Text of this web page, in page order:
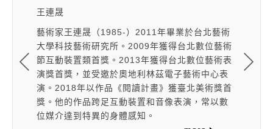
藝術表
中心表
王連晟
藝術家王連晟（1985-）2011年畢業於台北藝術
大學科技藝術研究所。2009年獲得台北數位藝術
節互動裝置類首獎。2013年獲得台北數位藝術表
演獎首獎，並受邀於奧地利林茲電子藝術中心表
演。2018年以作品《閱讀計畫》獲臺北美術獎首
獎。他的作品跨足互動裝置和音像表演，常以數
位媒介達到特異的身體感知。
節互動
演獎首